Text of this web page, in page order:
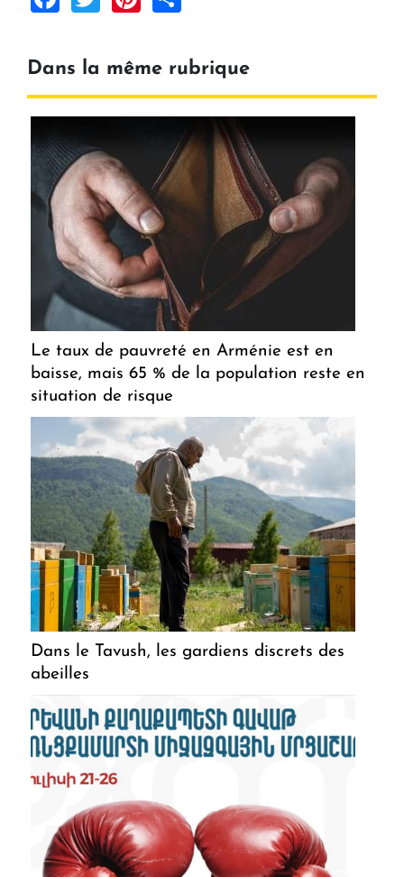
Dans la même rubrique
Le taux de pauvreté en Arménie est en
baisse, mais 65 % de la population reste en
situation de risque
Dans le Tavush, les gardiens discrets des
abeilles